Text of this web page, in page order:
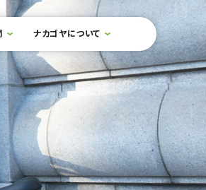
ナカゴヤについて 検索フォームを開